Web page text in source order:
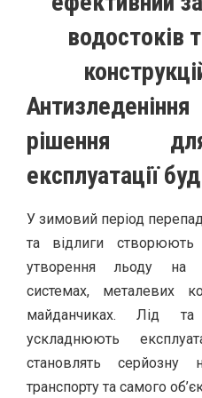
водостоків
рішення
експлуатації
У зимовий період
та відлиги
утворення льоду на
системах, металевих
майданчиках. Лід
ускладнюють
становлять
транспорту та самого